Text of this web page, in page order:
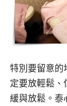
特別要留意的
定要放輕鬆、
緩與放鬆。泰